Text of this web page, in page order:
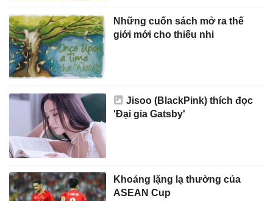
Những cuốn sách mở ra thế
giới mới cho thiếu nhi
Jisoo (BlackPink) thích đọc
'Đại gia Gatsby'
Khoảng lặng lạ thường của
ASEAN Cup